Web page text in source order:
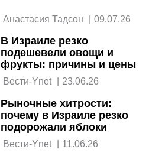
| 09.07.26
В Израиле резко
подешевели овощи и
фрукты: причины и цены
Вести-Ynet | 23.06.26
Рыночные хитрости:
почему в Израиле резко
подорожали яблоки
Вести-Ynet | 11.06.26